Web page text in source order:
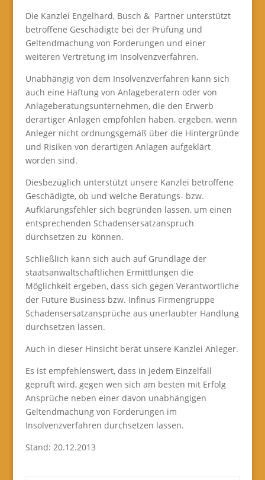
Die Kanzlei Engelhard, Busch & Partner unterstützt
betroffene Geschädigte bei der Prüfung und
Geltendmachung von Forderungen und einer
weiteren Vertretung im Insolvenzverfahren.
Unabhängig von dem Insolvenzverfahren kann sich
auch eine Haftung von Anlageberatern oder von
Anlageberatungsunternehmen, die den Erwerb
derartiger Anlagen empfohlen haben, ergeben, wenn
Anleger nicht ordnungsgemäß über die Hintergründe
und Risiken von derartigen Anlagen aufgeklärt
worden sind.
Diesbezüglich unterstützt unsere Kanzlei betroffene
Geschädigte, ob und welche Beratungs- bzw.
Aufklärungsfehler sich begründen lassen, um einen
entsprechenden Schadensersatzanspruch
durchsetzen zu können.
Schließlich kann sich auch auf Grundlage der
staatsanwaltschaftlichen Ermittlungen die
Möglichkeit ergeben, dass sich gegen Verantwortliche
der Future Business bzw. Infinus Firmengruppe
Schadensersatzansprüche aus unerlaubter Handlung
durchsetzen lassen.
Auch in dieser Hinsicht berät unsere Kanzlei Anleger.
Es ist empfehlenswert, dass in jedem Einzelfall
geprüft wird, gegen wen sich am besten mit Erfolg
Ansprüche neben einer davon unabhängigen
Geltendmachung von Forderungen im
Insolvenzverfahren durchsetzen lassen.
Stand: 20.12.2013